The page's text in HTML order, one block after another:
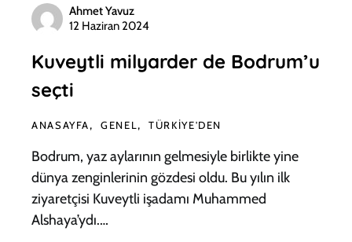
Ahmet Yavuz
12 Haziran 2024
Kuveytli milyarder de Bodrum’u
seçti
ANASAYFA GENEL TÜRKIYE'DEN
Bodrum, yaz aylarının gelmesiyle birlikte yine
dünya zenginlerinin gözdesi oldu. Bu yılın ilk
ziyaretçisi Kuveytli işadamı Muhammed
Alshaya’ydı.…